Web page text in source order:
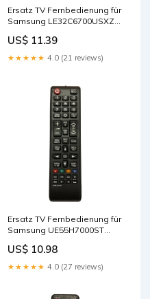
Ersatz TV Fernbedienung für
Samsung LE32C6700USXZG
US$ 11.39
★★★★★ 4.0 (21 reviews)
Ersatz TV Fernbedienung für
Samsung UE55H7000ST
US$ 10.98
★★★★★ 4.0 (27 reviews)